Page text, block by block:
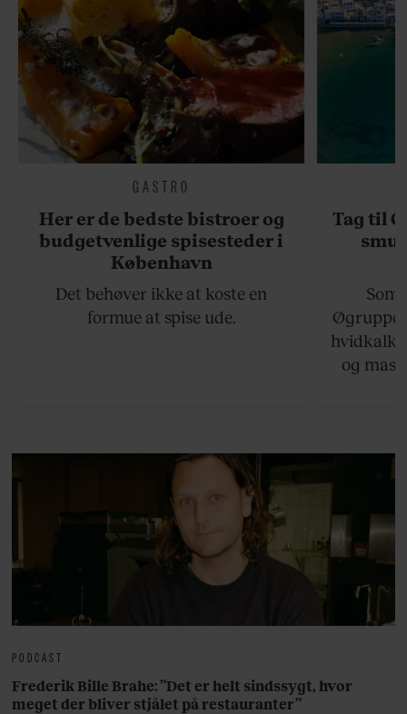
GASTRO
Her er de bedste bistroer og
budgetvenlige spisesteder i
København
Det behøver ikke at koste en
formue at spise ude.
Tag til
og
PODCAST
Frederik Bille Brahe: ”Det er helt sindssygt, hvor
meget der bliver stjålet på restauranter”